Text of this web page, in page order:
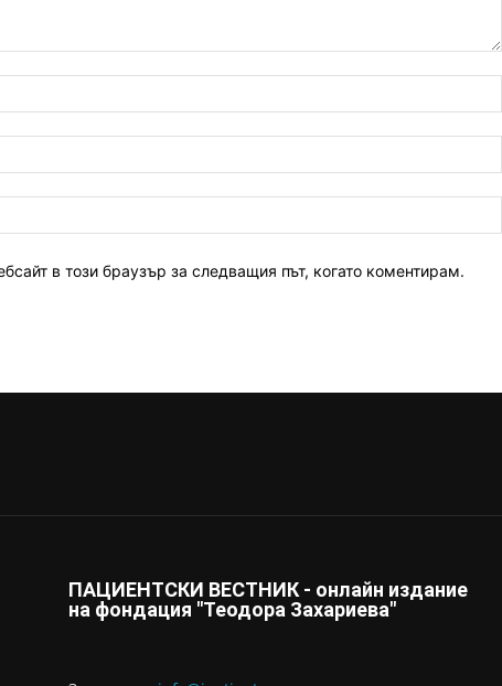
в този браузър за следващия път, когато коментирам.
ПАЦИЕНТСКИ ВЕСТНИК - онлайн издание
на фондация "Теодора Захариева"